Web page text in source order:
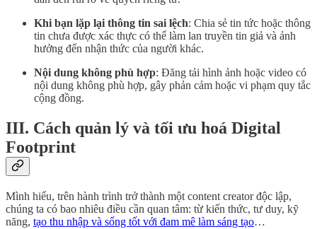
Khi bạn lặp lại thông tin sai lệch: Chia sẻ tin tức hoặc thông
tin chưa được xác thực có thể làm lan truyền tin giả và ảnh
hưởng đến nhận thức của người khác.
Nội dung không phù hợp: Đăng tải hình ảnh hoặc video có
nội dung không phù hợp, gây phản cảm hoặc vi phạm quy tắc
cộng đồng.
III. Cách quản lý và tối ưu hoá Digital
Footprint
Mình hiểu, trên hành trình trở thành một content creator độc lập,
chúng ta có bao nhiêu điều cần quan tâm: từ kiến thức, tư duy, kỹ
năng, tạo thu nhập và sống tốt với đam mê làm sáng tạo…